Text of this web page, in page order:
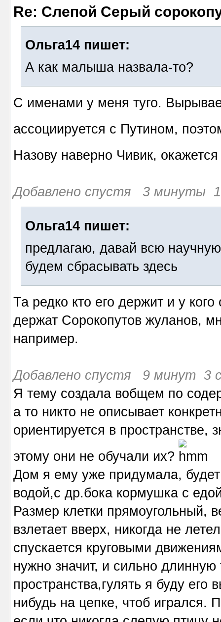
Re: Слепой Серый
Ольга14 пишет:
А как малыша назвала-то?
С именами у меня туго.
ассоциируется с Путином,
Назову наверно Чивик,
Добавлено спустя 3 минуты 1
Ольга14 пишет:
предлагаю, давай всю
будем сбрасывать здесь
Та редко кто его держит и у
держат Сорокопутов жуланов,
например.
Добавлено спустя 9 минут 3
Я тему создала вобщем по
а то никто не описывает
ориентируется в пространстве,
этому они не обучали их?
Дом я ему уже придумала,
водой,с др.бока кормушка с
Размер клетки прямоугольный,
взлетает вверх, никогда не
спускается круговыми
нужно значит, и сильно
пространства,гулять я буду
нибудь на цепке, чтоб игрался.